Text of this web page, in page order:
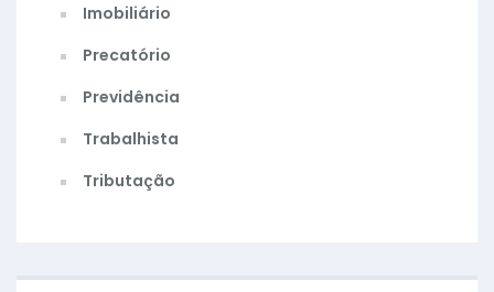
Imobiliário
Precatório
Previdência
Trabalhista
Tributação